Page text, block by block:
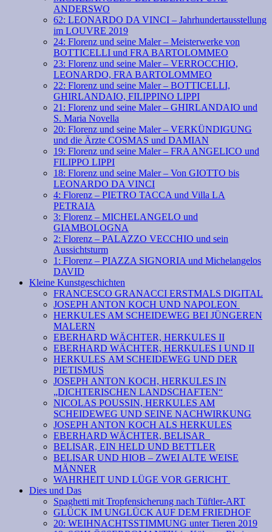
ANDERSWO
62: LEONARDO DA VINCI – Jahrhundertausstellung
im LOUVRE 2019
24: Florenz und seine Maler – Meisterwerke von
BOTTICELLI und FRA BARTOLOMMEO
23: Florenz und seine Maler – VERROCCHIO,
LEONARDO, FRA BARTOLOMMEO
22: Florenz und seine Maler – BOTTICELLI,
GHIRLANDAIO, FILIPPINO LIPPI
21: Florenz und seine Maler – GHIRLANDAIO und
S. Maria Novella
20: Florenz und seine Maler – VERKÜNDIGUNG
und die Ärzte COSMAS und DAMIAN
19: Florenz und seine Maler – FRA ANGELICO und
FILIPPO LIPPI
18: Florenz und seine Maler – Von GIOTTO bis
LEONARDO DA VINCI
4: Florenz – PIETRO TACCA und Villa LA
PETRAIA
3: Florenz – MICHELANGELO und
GIAMBOLOGNA
2: Florenz – PALAZZO VECCHIO und sein
Aussichtsturm
1: Florenz – PIAZZA SIGNORIA und Michelangelos
DAVID
Kleine Kunstgeschichten
FRANCESCO GRANACCI ERSTMALS DIGITAL
JOSEPH ANTON KOCH UND NAPOLEON
HERKULES AM SCHEIDEWEG BEI JÜNGEREN
MALERN
EBERHARD WÄCHTER, HERKULES II
EBERHARD WÄCHTER, HERKULES I UND II
HERKULES AM SCHEIDEWEG UND DER
PIETISMUS
JOSEPH ANTON KOCH, HERKULES IN
„DICHTERISCHEN LANDSCHAFTEN“
NICOLAS POUSSIN, HERKULES AM
SCHEIDEWEG UND SEINE NACHWIRKUNG
JOSEPH ANTON KOCH ALS HERKULES
EBERHARD WÄCHTER, BELISAR
BELISAR, EIN HELD UND BETTLER
BELISAR UND HIOB – ZWEI ALTE WEISE
MÄNNER
WAHRHEIT UND LÜGE VOR GERICHT
Dies und Das
Spaghetti mit Tropfensicherung nach Tüftler-ART
GLÜCK IM UNGLÜCK AUF DEM FRIEDHOF
20: WEIHNACHTSSTIMMUNG unter Tieren 2019